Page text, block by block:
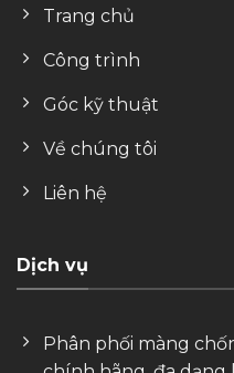
Trang chủ
Công trình
Góc kỹ thuật
Về chúng tôi
Liên hệ
Dịch vụ
Phân phối màng